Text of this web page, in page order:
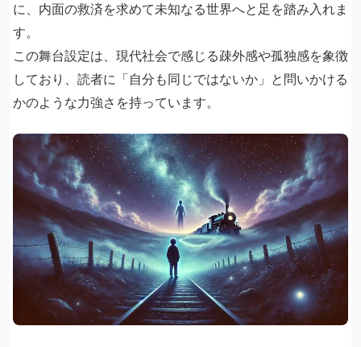
に、内面の救済を求めて未知なる世界へと足を踏み入れま
す。
この舞台設定は、現代社会で感じる疎外感や孤独感を象徴
しており、読者に「自分も同じではないか」と問いかける
かのような力強さを持っています。